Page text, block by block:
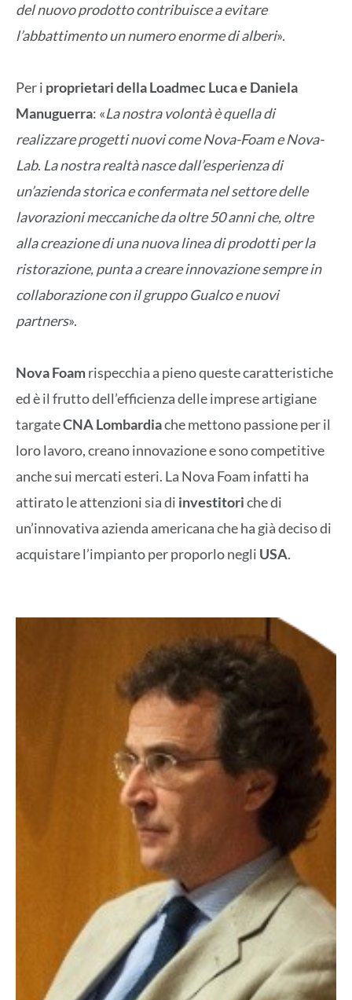
del nuovo prodotto contribuisce a evitare
l’abbattimento un numero enorme di alberi».
Per i proprietari della Loadmec Luca e Daniela
Manuguerra: «La nostra volontà è quella di
realizzare progetti nuovi come Nova-Foam e Nova-
Lab. La nostra realtà nasce dall’esperienza di
un’azienda storica e confermata nel settore delle
lavorazioni meccaniche da oltre 50 anni che, oltre
alla creazione di una nuova linea di prodotti per la
ristorazione, punta a creare innovazione sempre in
collaborazione con il gruppo Gualco e nuovi
partners».
Nova Foamrispecchia a pieno queste caratteristiche
ed è il frutto dell’efficienza delle imprese artigiane
targateCNA Lombardiache mettono passione per il
loro lavoro, creano innovazione e sono competitive
anche sui mercati esteri. La Nova Foam infatti ha
attirato le attenzioni sia di investitoriche di
un’innovativa azienda americana che ha già deciso di
acquistare l’impianto per proporlo negli USA.